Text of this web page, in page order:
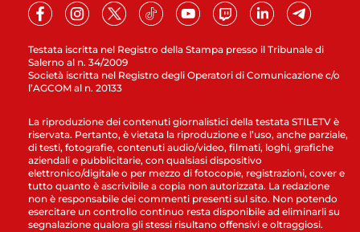
Testata iscritta nel Registro della Stampa presso il Tribunale di
Salerno al n. 34/2009
Società iscritta nel Registro degli Operatori di Comunicazione c/o
l’AGCOM al n. 20133
La riproduzione dei contenuti giornalistici della testata STILETV è
riservata. Pertanto, è vietata la riproduzione e l’uso, anche parziale,
di testi, fotografie, contenuti audio/video, filmati, loghi, grafiche
aziendali e pubblicitarie, con qualsiasi dispositivo
elettronico/digitale o per mezzo di fotocopie, registrazioni, cover e
tutto quanto è ascrivibile a copia non autorizzata. La redazione
non è responsabile dei commenti presenti sul sito. Non potendo
esercitare un controllo continuo resta disponibile ad eliminarli su
segnalazione qualora gli stessi risultano offensivi e oltraggiosi.